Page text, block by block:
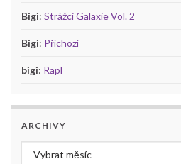
Bigi: Strážci Galaxie Vol. 2
Bigi: Příchozí
bigi: Rapl
ARCHIVY
Archivy